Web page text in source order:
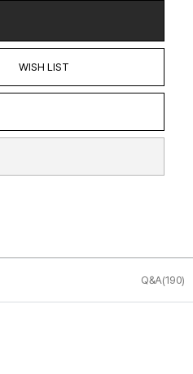
WISH LIST
Q&A(190)